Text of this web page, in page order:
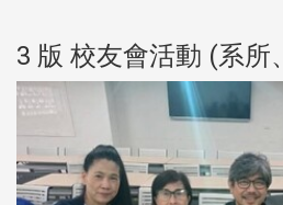
3 版 校友會活動 (系所